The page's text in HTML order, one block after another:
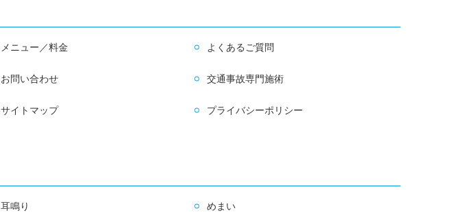
メニュー／料金 よくあるご質問
お問い合わせ 交通事故専門施術
サイトマップ プライバシーポリシー
耳鳴り めまい